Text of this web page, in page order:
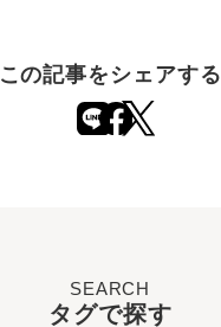
この記事をシェアする
SEARCH
タグで探す